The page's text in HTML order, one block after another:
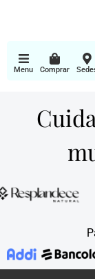
Menu Comprar